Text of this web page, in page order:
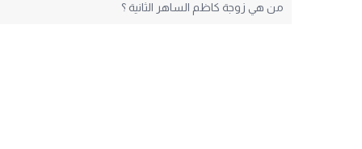
من هي زوجة كاظم الساهر الثانية ؟